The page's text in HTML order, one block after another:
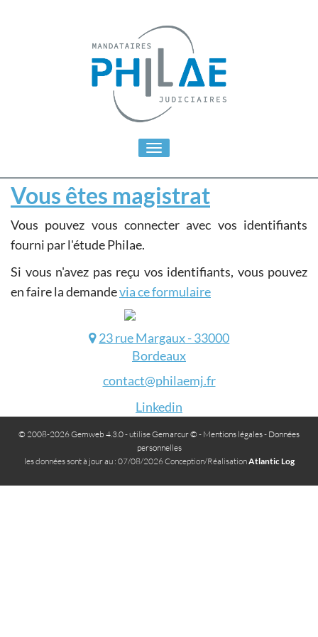
Toggle
Vous êtes magistrat
Vous pouvez vous connecter avec vos identifiants
fourni par l'étude Philae.
Si vous n'avez pas reçu vos identifiants, vous pouvez
en faire la demandevia ce formulaire
23 rue Margaux - 33000
Bordeaux
contact@philaemj.fr
Linkedin
© 2008-2026 Gemweb 4.3.0- utiliseGemarcur © - Mentions légales- Données
personnelles
les données sont à jour au : 07/08/2026 Conception/RéalisationAtlantic Log